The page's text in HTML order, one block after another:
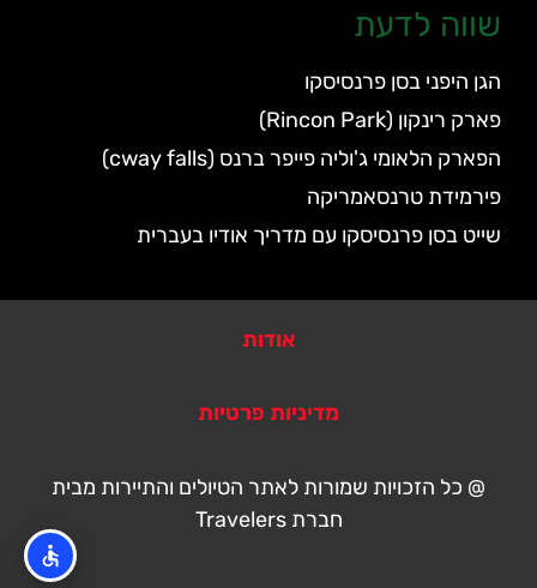
שווה לדעת
הגן היפני בסן פרנסיסקו
פארק רינקון (Rincon Park)
הפארק הלאומי ג'וליה פייפר ברנס (cway falls)
פירמידת טרנסאמריקה
שייט בסן פרנסיסקו עם מדריך אודיו בעברית
אודות
מדיניות פרטיות
@ כל הזכויות שמורות לאתר הטיולים והתיירות מבית
חברת Travelers